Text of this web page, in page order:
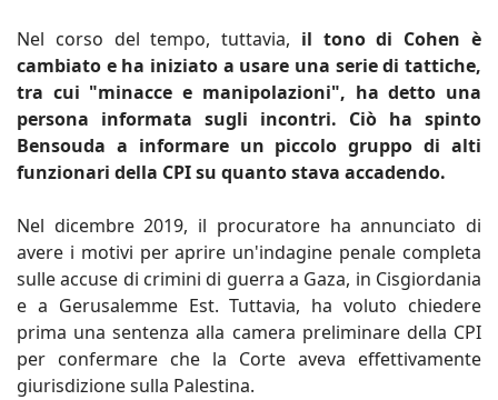
Nel corso del tempo, tuttavia, il tono di Cohen è
cambiato e ha iniziato a usare una serie di tattiche,
tra cui "minacce e manipolazioni", ha detto una
persona informata sugli incontri. Ciò ha spinto
Bensouda a informare un piccolo gruppo di alti
funzionari della CPI su quanto stava accadendo.
Nel dicembre 2019, il procuratore ha annunciato di
avere i motivi per aprire un'indagine penale completa
sulle accuse di crimini di guerra a Gaza, in Cisgiordania
e a Gerusalemme Est. Tuttavia, ha voluto chiedere
prima una sentenza alla camera preliminare della CPI
per confermare che la Corte aveva effettivamente
giurisdizione sulla Palestina.